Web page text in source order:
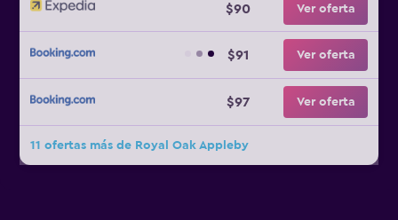
$90 Ver oferta
$91 Ver oferta
$97 Ver oferta
11 ofertas más de Royal Oak Appleby